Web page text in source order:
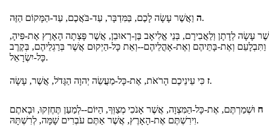
הוַאֲשֶׁר עָשָׂה לָכֶם, בַּמִּדְבָּר, עַד-בֹּאֲכֶם, עַד-הַמָּקוֹם הַזֶּה.
עָשָׂה לְדָתָן וְלַאֲבִירָם, בְּנֵי אֱלִיאָב בֶּן-רְאוּבֵן, אֲשֶׁר פָּצְתָה הָאָרֶץ אֶת-פִּיהָ,
וַתִּבְלָעֵם וְאֶת-בָּתֵּיהֶם וְאֶת-אָהֳלֵיהֶם--וְאֵת כָּל-הַיְקוּם אֲשֶׁר בְּרַגְלֵיהֶם, בְּקֶרֶב
כָּל-יִשְׂרָאֵל.
זכִּי עֵינֵיכֶם הָרֹאֹת, אֶת-כָּל-מַעֲשֵׂה יְהוָה הַגָּדֹל, אֲשֶׁר, עָשָׂה.
ח וּשְׁמַרְתֶּם, אֶת-כָּל-הַמִּצְוָה, אֲשֶׁר אָנֹכִי מְצַוְּךָ, הַיּוֹם--לְמַעַן תֶּחֶזְקוּ, וּבָאתֶם
וִירִשְׁתֶּם אֶת-הָאָרֶץ, אֲשֶׁר אַתֶּם עֹבְרִים שָׁמָּה, לְרִשְׁתָּהּ.